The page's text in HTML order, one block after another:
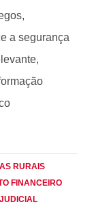
a segurança
RURAIS
FINANCEIRO